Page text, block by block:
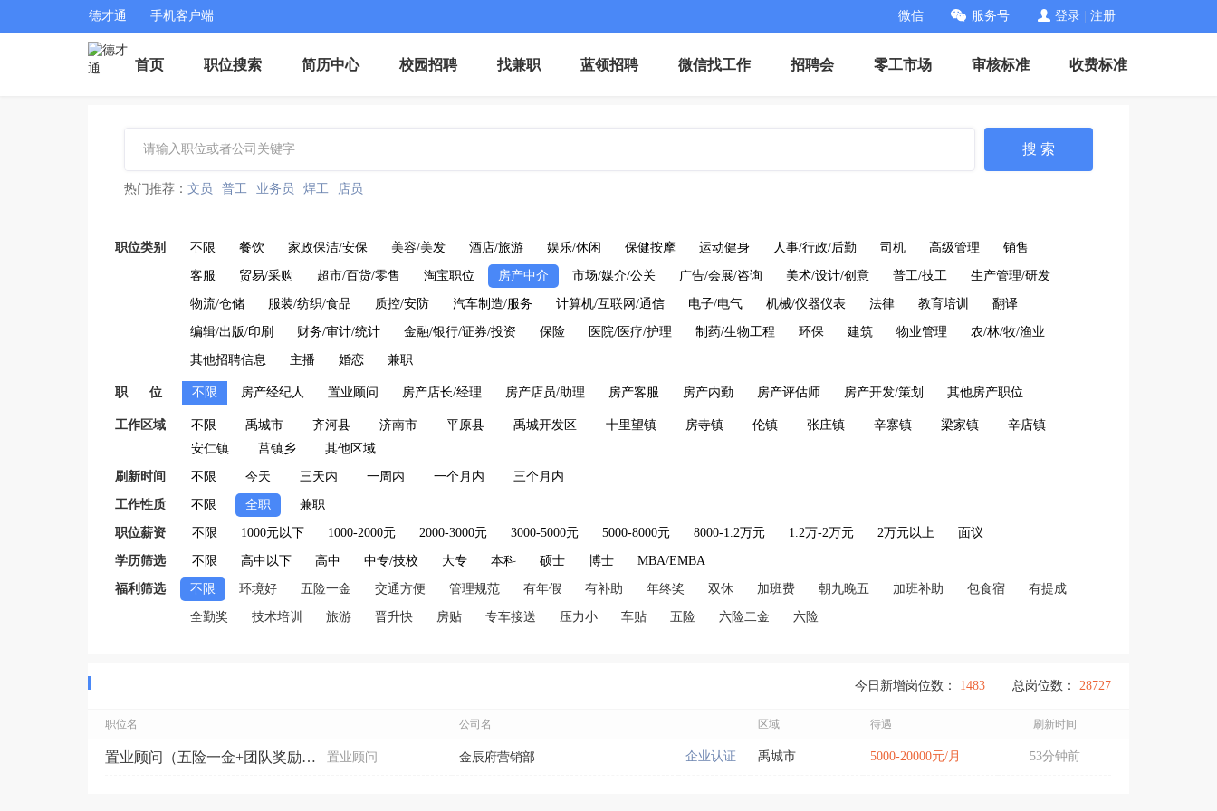
德才通 手机客户端 微信 服务号 登录 注册
首页 职位搜索 简历中心 校园招聘 找兼职 蓝领招聘 微信找工作 招聘会 零工市场 审核标准 收费标准
搜 索
热门推荐： 文员 普工 业务员 焊工 店员
职位类别 不限 餐饮 家政保洁/安保 美容/美发 酒店/旅游 娱乐/休闲 保健按摩 运动健身 人事/行政/后勤 司机 高级管理 销售
客服 贸易/采购 超市/百货/零售 淘宝职位 房产中介 市场/媒介/公关 广告/会展/咨询 美术/设计/创意 普工/技工 生产管理/研发
物流/仓储 服装/纺织/食品 质控/安防 汽车制造/服务 计算机/互联网/通信 电子/电气 机械/仪器仪表 法律 教育培训 翻译
编辑/出版/印刷 财务/审计/统计 金融/银行/证券/投资 保险 医院/医疗/护理 制药/生物工程 环保 建筑 物业管理 农/林/牧/渔业
其他招聘信息 主播 婚恋 兼职
职 位 不限 房产经纪人 置业顾问 房产店长/经理 房产店员/助理 房产客服 房产内勤 房产评估师 房产开发/策划 其他房产职位
工作区域 不限 禹城市 齐河县 济南市 平原县 禹城开发区 十里望镇 房寺镇 伦镇 张庄镇 辛寨镇 梁家镇
辛店镇
安仁镇
莒镇乡 其他区域
刷新时间 不限 今天 三天内 一周内 一个月内 三个月内
工作性质 不限 全职 兼职
职位薪资 不限 1000元以下 1000-2000元 2000-3000元 3000-5000元 5000-8000元 8000-1.2万元 1.2万-2万元 2万元以上 面议
学历筛选 不限 高中以下 高中 中专/技校 大专 本科 硕士 博士 MBA/EMBA
福利筛选 不限 环境好 五险一金 交通方便 管理规范 有年假 有补助 年终奖 双休 加班费 朝九晚五 加班补助 包食宿 有提成
全勤奖 技术培训 旅游 晋升快 房贴 专车接送 压力小 车贴 五险 六险二金 六险
总岗位数： 28727
今日新增岗位数： 1483
职位名 公司名 区域 待遇 刷新时间
置业顾问（五险一金+团队奖励+定期团建） 置业顾问 金辰府营销部 企业认证 禹城市 5000-20000元/月 53分钟前